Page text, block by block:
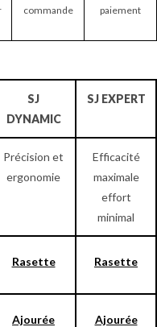
commande
paiement
SJ
DYNAMIC
SJ EXPERT
Précision et
ergonomie
Efficacité
maximale
effort
minimal
Rasette Rasette
Ajourée Ajourée